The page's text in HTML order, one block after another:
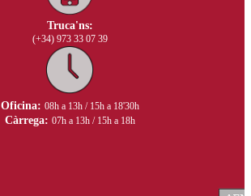
Truca'ns:
(+34) 973 33 07 39
Oficina: 08h a 13h / 15h a 18'30h
Càrrega: 07h a 13h / 15h a 18h